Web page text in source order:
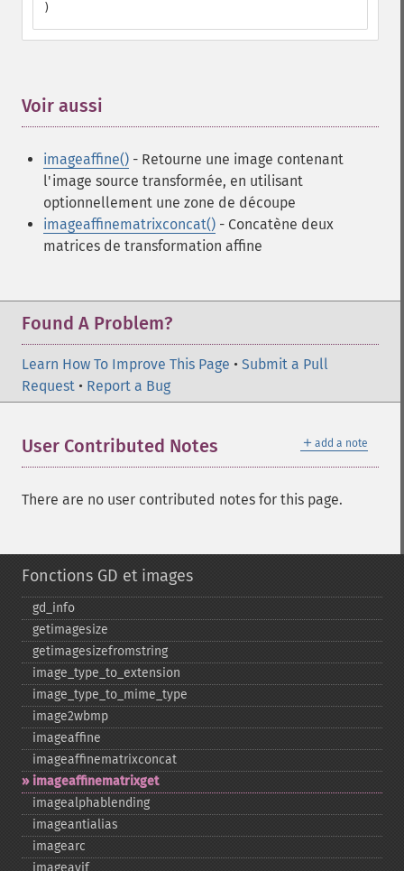
)
Voir aussi
imageaffine() - Retourne une image contenant
l'image source transformée, en utilisant
optionnellement une zone de découpe
imageaffinematrixconcat() - Concatène deux
matrices de transformation affine
Found A Problem?
Learn How To Improve This Page • Submit a Pull
Request • Report a Bug
＋ add a note
User Contributed Notes
There are no user contributed notes for this page.
Fonctions GD et images
gd_​info
getimagesize
getimagesizefromstring
image_​type_​to_​extension
image_​type_​to_​mime_​type
image2wbmp
imageaffine
imageaffinematrixconcat
imageaffinematrixget
imagealphablending
imageantialias
imagearc
imageavif